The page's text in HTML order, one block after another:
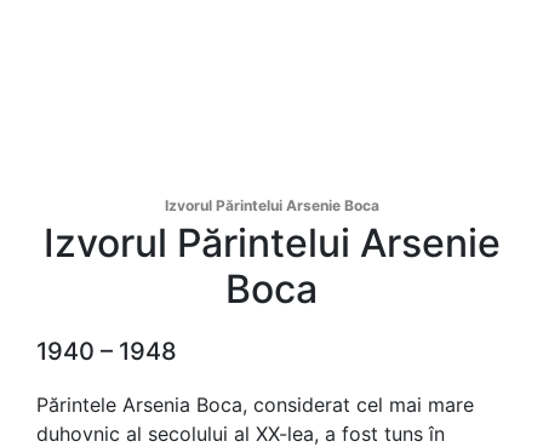
Izvorul Părintelui Arsenie
Boca
Izvorul Părintelui Arsenie Boca
1940 – 1948
Părintele Arsenia Boca, considerat cel mai mare
duhovnic al secolului al XX-lea, a fost tuns în